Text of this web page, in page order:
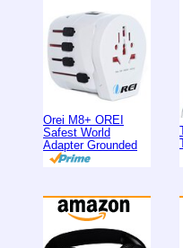
Orei M8+ OREI
Safest World
Adapter Grounded